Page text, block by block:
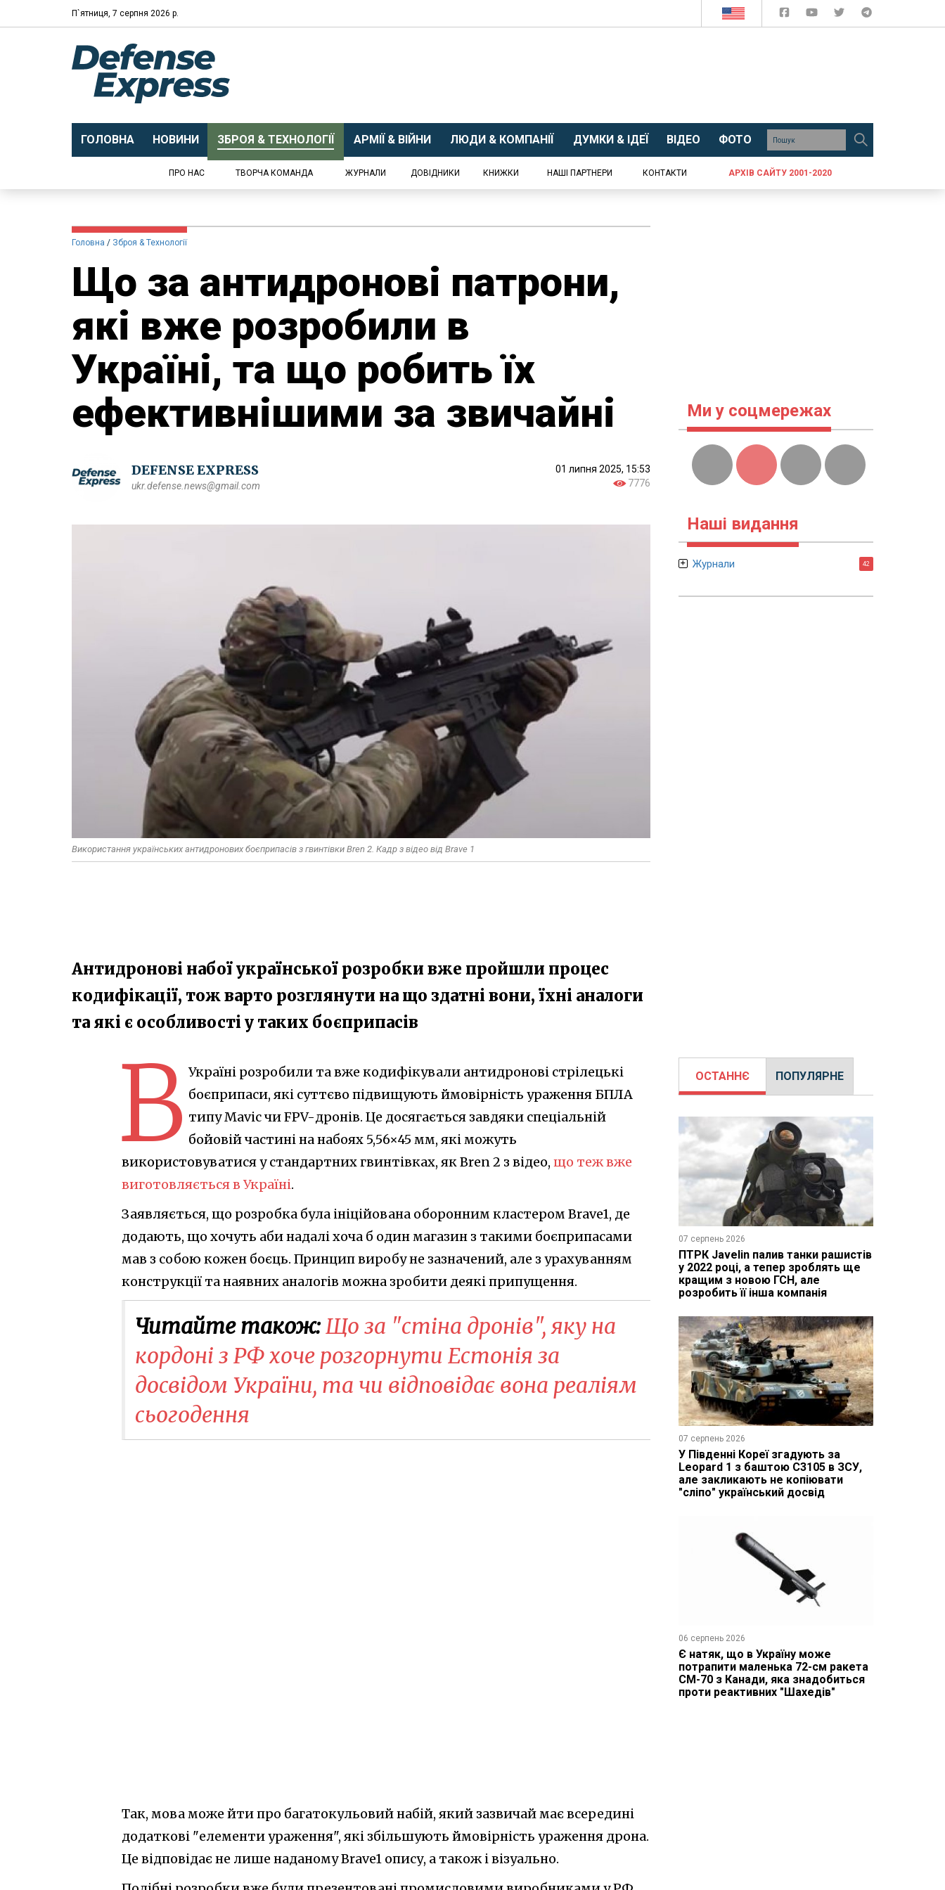
П`ятниця, 7 серпня 2026 р.
ГОЛОВНА НОВИНИ ЗБРОЯ & ТЕХНОЛОГІЇ АРМІЇ & ВІЙНИ ЛЮДИ & КОМПАНІЇ ДУМКИ & ІДЕЇ ВІДЕО ФОТО
ПРО НАС ТВОРЧА КОМАНДА ЖУРНАЛИ ДОВІДНИКИ КНИЖКИ НАШІ ПАРТНЕРИ КОНТАКТИ АРХІВ САЙТУ 2001-2020
Головна Зброя & Технології
Що за антидронові патрони,
які вже розробили в
Україні, та що робить їх
ефективнішими за звичайні
DEFENSE EXPRESS
ukr.defense.news@gmail.com
01 липня 2025, 15:53
7776
Використання українських антидронових боєприпасів з гвинтівки Bren 2. Кадр з відео від Brave 1
Антидронові набої української розробки вже пройшли процес
кодифікації, тож варто розглянути на що здатні вони, їхні аналоги
та які є особливості у таких боєприпасів
В Україні розробили та вже кодифікували антидронові стрілецькі
боєприпаси, які суттєво підвищують ймовірність ураження БПЛА
типу Mavic чи FPV-дронів. Це досягається завдяки спеціальній
бойовій частині на набоях 5,56×45 мм, які можуть
використовуватися у стандартних гвинтівках, як Bren 2 з відео, що теж вже
виготовляється в Україні.
Заявляється, що розробка була ініційована оборонним кластером Brave1, де
додають, що хочуть аби надалі хоча б один магазин з такими боєприпасами
мав з собою кожен боєць. Принцип виробу не зазначений, але з урахуванням
конструкції та наявних аналогів можна зробити деякі припущення.
Читайте також:Що за "стіна дронів", яку на
кордоні з РФ хоче розгорнути Естонія за
досвідом України, та чи відповідає вона реаліям
сьогодення
Так, мова може йти про багатокульовий набій, який зазвичай має всередині
додаткові "елементи ураження", які збільшують ймовірність ураження дрона.
Це відповідає не лише наданому Brave1 опису, а також і візуально.
Ми у соцмережах
Наші видання
Журнали 42
ОСТАННЄ ПОПУЛЯРНЕ
07 серпень 2026
ПТРК Javelin палив танки рашистів
у 2022 році, а тепер зроблять ще
кращим з новою ГСН, але
розробить її інша компанія
07 серпень 2026
У Південні Кореї згадують за
Leopard 1 з баштою C3105 в ЗСУ,
але закликають не копіювати
"сліпо" український досвід
06 серпень 2026
Є натяк, що в Україну може
потрапити маленька 72-см ракета
CM-70 з Канади, яка знадобиться
проти реактивних "Шахедів"